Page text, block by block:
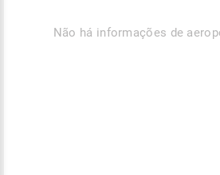
Não há informações de